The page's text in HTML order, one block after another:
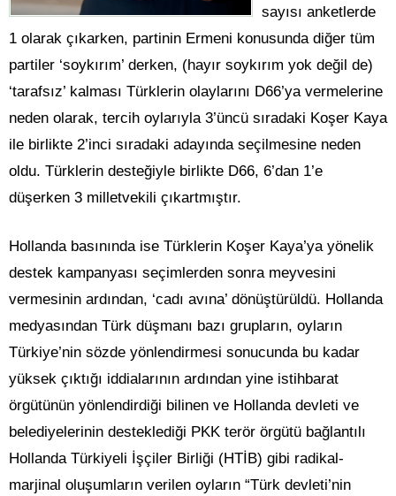
sayısı anketlerde
1 olarak çıkarken, partinin Ermeni konusunda diğer tüm
partiler ‘soykırım’ derken, (hayır soykırım yok değil de)
‘tarafsız’ kalması Türklerin olaylarını D66’ya vermelerine
neden olarak, tercih oylarıyla 3’üncü sıradaki Koşer Kaya
ile birlikte 2’inci sıradaki adayında seçilmesine neden
oldu. Türklerin desteğiyle birlikte D66, 6’dan 1’e
düşerken 3 milletvekili çıkartmıştır.
Hollanda basınında ise Türklerin Koşer Kaya’ya yönelik
destek kampanyası seçimlerden sonra meyvesini
vermesinin ardından, ‘cadı avına’ dönüştürüldü. Hollanda
medyasından Türk düşmanı bazı grupların, oyların
Türkiye’nin sözde yönlendirmesi sonucunda bu kadar
yüksek çıktığı iddialarının ardından yine istihbarat
örgütünün yönlendirdiği bilinen ve Hollanda devleti ve
belediyelerinin desteklediği PKK terör örgütü bağlantılı
Hollanda Türkiyeli İşçiler Birliği (HTİB) gibi radikal-
marjinal oluşumların verilen oyların “Türk devleti’nin